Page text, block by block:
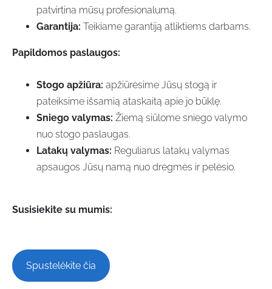
patvirtina mūsų profesionalumą.
Garantija: Teikiame garantiją atliktiems darbams.
Papildomos paslaugos:
Stogo apžiūra: apžiūrėsime Jūsų stogą ir
pateiksime išsamią ataskaitą apie jo būklę.
Sniego valymas: Žiemą siūlome sniego valymo
nuo stogo paslaugas.
Latakų valymas: Reguliarus latakų valymas
apsaugos Jūsų namą nuo drėgmės ir pelėsio.
Susisiekite su mumis:
Spustelėkite čia